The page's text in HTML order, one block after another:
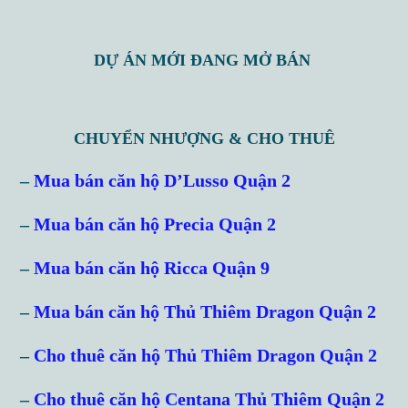
DỰ ÁN MỚI ĐANG MỞ BÁN
CHUYỂN NHƯỢNG & CHO THUÊ
–Mua bán căn hộ D’Lusso Quận 2
–Mua bán căn hộ Precia Quận 2
–Mua bán căn hộ Ricca Quận 9
–Mua bán căn hộ Thủ Thiêm Dragon Quận 2
– Cho thuê căn hộ Thủ Thiêm Dragon Quận 2
– Cho thuê căn hộ Centana Thủ Thiêm Quận 2